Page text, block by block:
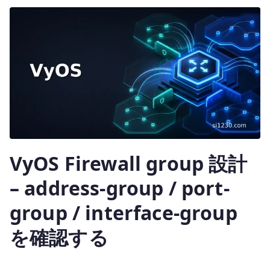
r
VyOS Firewall group 設計
– address-group / port-
group / interface-group
を確認する